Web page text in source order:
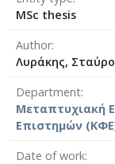
MSc thesis
Author
Λυράκης,
Department
Μεταπτυχιακή
Επιστημών
Date of work